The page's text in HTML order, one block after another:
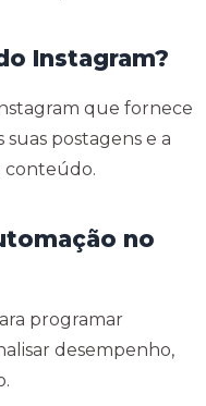
Instagram?
que fornece
postagens e a
conteúdo.
no
programar
desempenho,